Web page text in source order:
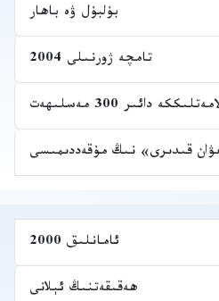
بۇلبۇل ۋە باھار
تامچە ژورنىلى 2004
دائىر 300 مەسلىھەت
قىدىرى» نىڭ مۇقەددىمىسى
ئامانلىق 2000
ھەقىقەتنىڭ ئېلانى